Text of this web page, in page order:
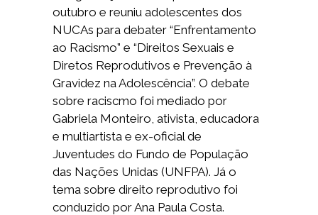
outubro e reuniu adolescentes dos
NUCAs para debater “Enfrentamento
ao Racismo” e “Direitos Sexuais e
Diretos Reprodutivos e Prevenção à
Gravidez na Adolescência”. O debate
sobre raciscmo foi mediado por
Gabriela Monteiro, ativista, educadora
e multiartista e ex-oficial de
Juventudes do Fundo de População
das Nações Unidas (UNFPA). Já o
tema sobre direito reprodutivo foi
conduzido por Ana Paula Costa.